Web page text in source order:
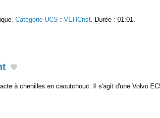
Catégorie UCS : VEHCnst . Durée : 01:01.
à chenilles en caoutchouc. Il s'agit d'une Volvo